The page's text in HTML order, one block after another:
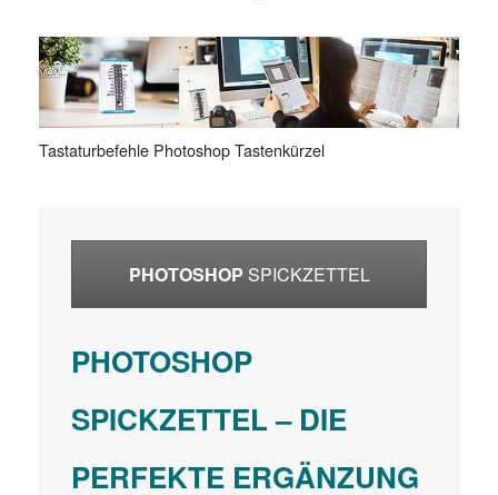
Tastaturbefehle Photoshop Tastenkürzel
PHOTOSHOP SPICKZETTEL
PHOTOSHOP
SPICKZETTEL – DIE
PERFEKTE ERGÄNZUNG